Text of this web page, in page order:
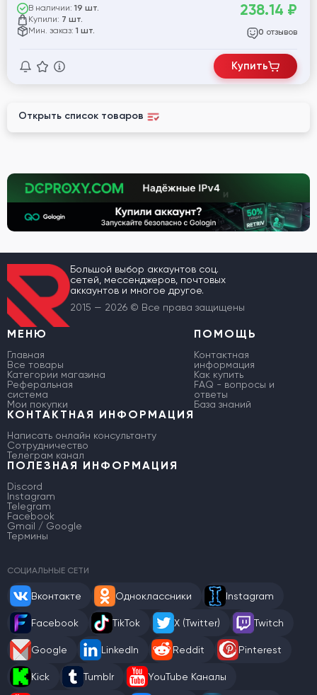
В наличии: 19 шт.
Купили: 7 шт.
Мин. заказ: 1 шт.
238.14 ₽
0 отзывов
Купить
Открыть список товаров
Большой выбор аккаунтов соц.
сетей, мессенджеров, почтовых
аккаунтов и многое другое.
2015 — 2026 © Все права защищены
МЕНЮ
Главная
Все товары
Категории магазина
Реферальная
система
Мои покупки
ПОМОЩЬ
Контактная
информация
Как купить
FAQ - вопросы и
ответы
База знаний
КОНТАКТНАЯ ИНФОРМАЦИЯ
Написать онлайн консультанту
Сотрудничество
Телеграм канал
ПОЛЕЗНАЯ ИНФОРМАЦИЯ
Discord
Instagram
Telegram
Facebook
Gmail / Google
Термины
СОЦИАЛЬНЫЕ СЕТИ
Вконтакте Одноклассники Instagram
Facebook TikTok X (Twitter) Twitch
Google LinkedIn Reddit Pinterest
Kick Tumblr YouTube Каналы